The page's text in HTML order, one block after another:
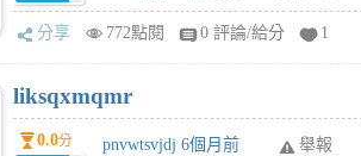
分享 772點閱 0 評論/給分 1
liksqxmqmr
0.0分 pnvwtsvjdj 6個月前 舉報